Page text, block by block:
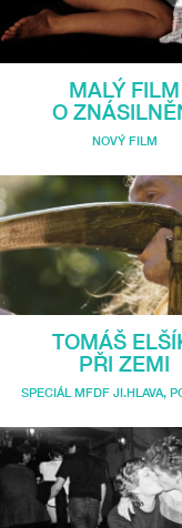
MALÝ FILM
O
NOVÝ FILM
TOMÁŠ
PŘI ZEMI
SPECIÁL MFDF JI.HLAVA,